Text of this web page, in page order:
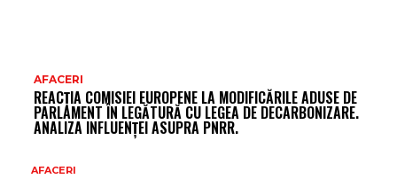
AFACERI
REACȚIA COMISIEI EUROPENE LA MODIFICĂRILE ADUSE DE
PARLAMENT ÎN LEGĂTURĂ CU LEGEA DE DECARBONIZARE.
ANALIZA INFLUENȚEI ASUPRA PNRR.
AFACERI